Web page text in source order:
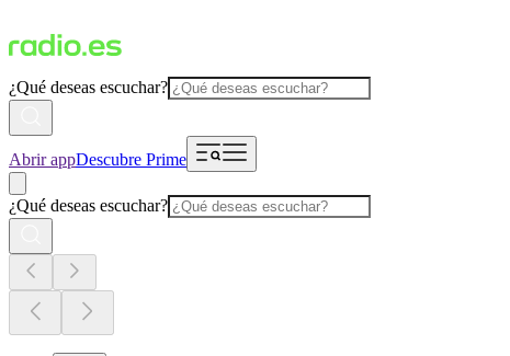
¿Qué deseas escuchar?
Abrir appDescubre Prime
¿Qué deseas escuchar?